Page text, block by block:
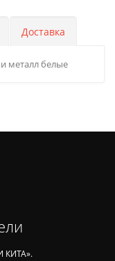
Доставка
металл белые
КИТА».